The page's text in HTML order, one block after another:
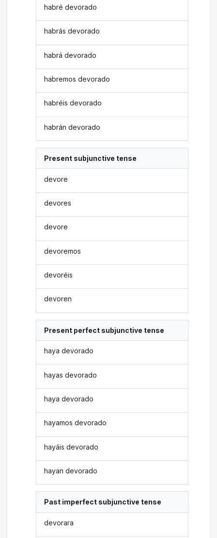
habré devorado
habrás devorado
habrá devorado
habremos devorado
habréis devorado
habrán devorado
Present subjunctive tense
devore
devores
devore
devoremos
devoréis
devoren
Present perfect subjunctive tense
haya devorado
hayas devorado
haya devorado
hayamos devorado
hayáis devorado
hayan devorado
Past imperfect subjunctive tense
devorara